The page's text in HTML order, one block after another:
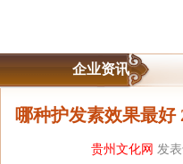
企业资讯
哪种护发素效果最
贵州文化网 发